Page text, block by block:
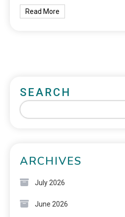
Read More
SEARCH
ARCHIVES
July 2026
June 2026